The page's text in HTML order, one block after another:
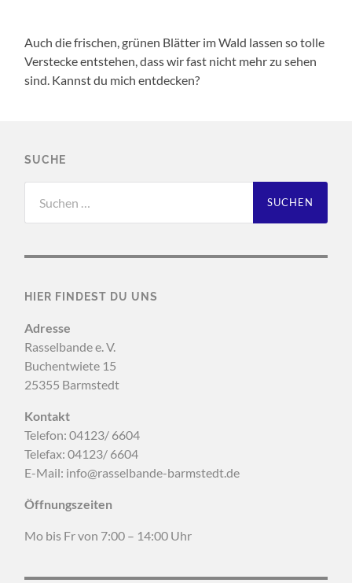
Auch die frischen, grünen Blätter im Wald lassen so tolle
Verstecke entstehen, dass wir fast nicht mehr zu sehen
sind. Kannst du mich entdecken?
SUCHE
nach:
HIER FINDEST DU UNS
Adresse
Rasselbande e. V.
Buchentwiete 15
25355 Barmstedt
Kontakt
Telefon: 04123/ 6604
Telefax: 04123/ 6604
E-Mail: info@rasselbande-barmstedt.de
Öffnungszeiten
Mo bis Fr von 7:00 – 14:00 Uhr